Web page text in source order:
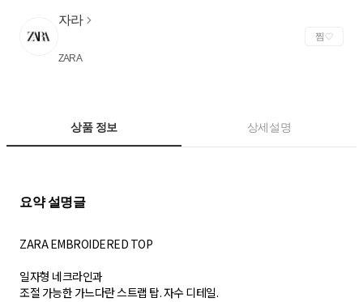
자라
ZARA
찜
상품 정보 상세설명
요약 설명글
ZARA EMBROIDERED TOP
일자형 네크라인과
조절 가능한 가느다란 스트랩 탑. 자수 디테일.